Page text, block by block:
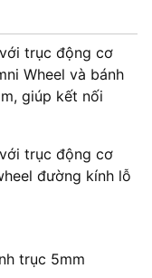
trục động cơ
Wheel và bánh
giúp kết nối
trục động cơ
đường kính lỗ
trục 5mm